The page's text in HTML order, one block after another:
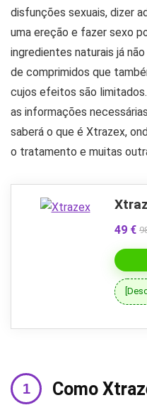
disfunções sexuais, dizer
uma ereção e fazer sexo
ingredientes naturais já
de comprimidos que
cujos efeitos são
as informações
saberá o que é Xtrazex,
o tratamento e muitas
49 €
Como